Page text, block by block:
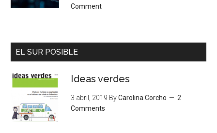
Comment
EL SUR POSIBLE
Ideas verdes
3 abril, 2019 ByCarolina Corcho
2
Comments